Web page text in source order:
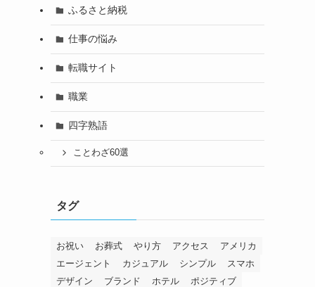
ふるさと納税
仕事の悩み
転職サイト
職業
四字熟語
ことわざ60選
タグ
お祝い お葬式 やり方 アクセス
アメリカ
エージェント
カジュアル シンプル
スマホ
デザイン
ブランド ホテル
ポジティブ